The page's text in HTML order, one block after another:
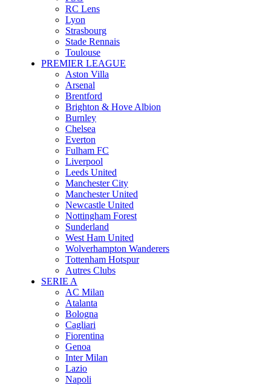
RC Lens
Lyon
Strasbourg
Stade Rennais
Toulouse
PREMIER LEAGUE
Aston Villa
Arsenal
Brentford
Brighton & Hove Albion
Burnley
Chelsea
Everton
Fulham FC
Liverpool
Leeds United
Manchester City
Manchester United
Newcastle United
Nottingham Forest
Sunderland
West Ham United
Wolverhampton Wanderers
Tottenham Hotspur
Autres Clubs
SERIE A
AC Milan
Atalanta
Bologna
Cagliari
Fiorentina
Genoa
Inter Milan
Lazio
Napoli